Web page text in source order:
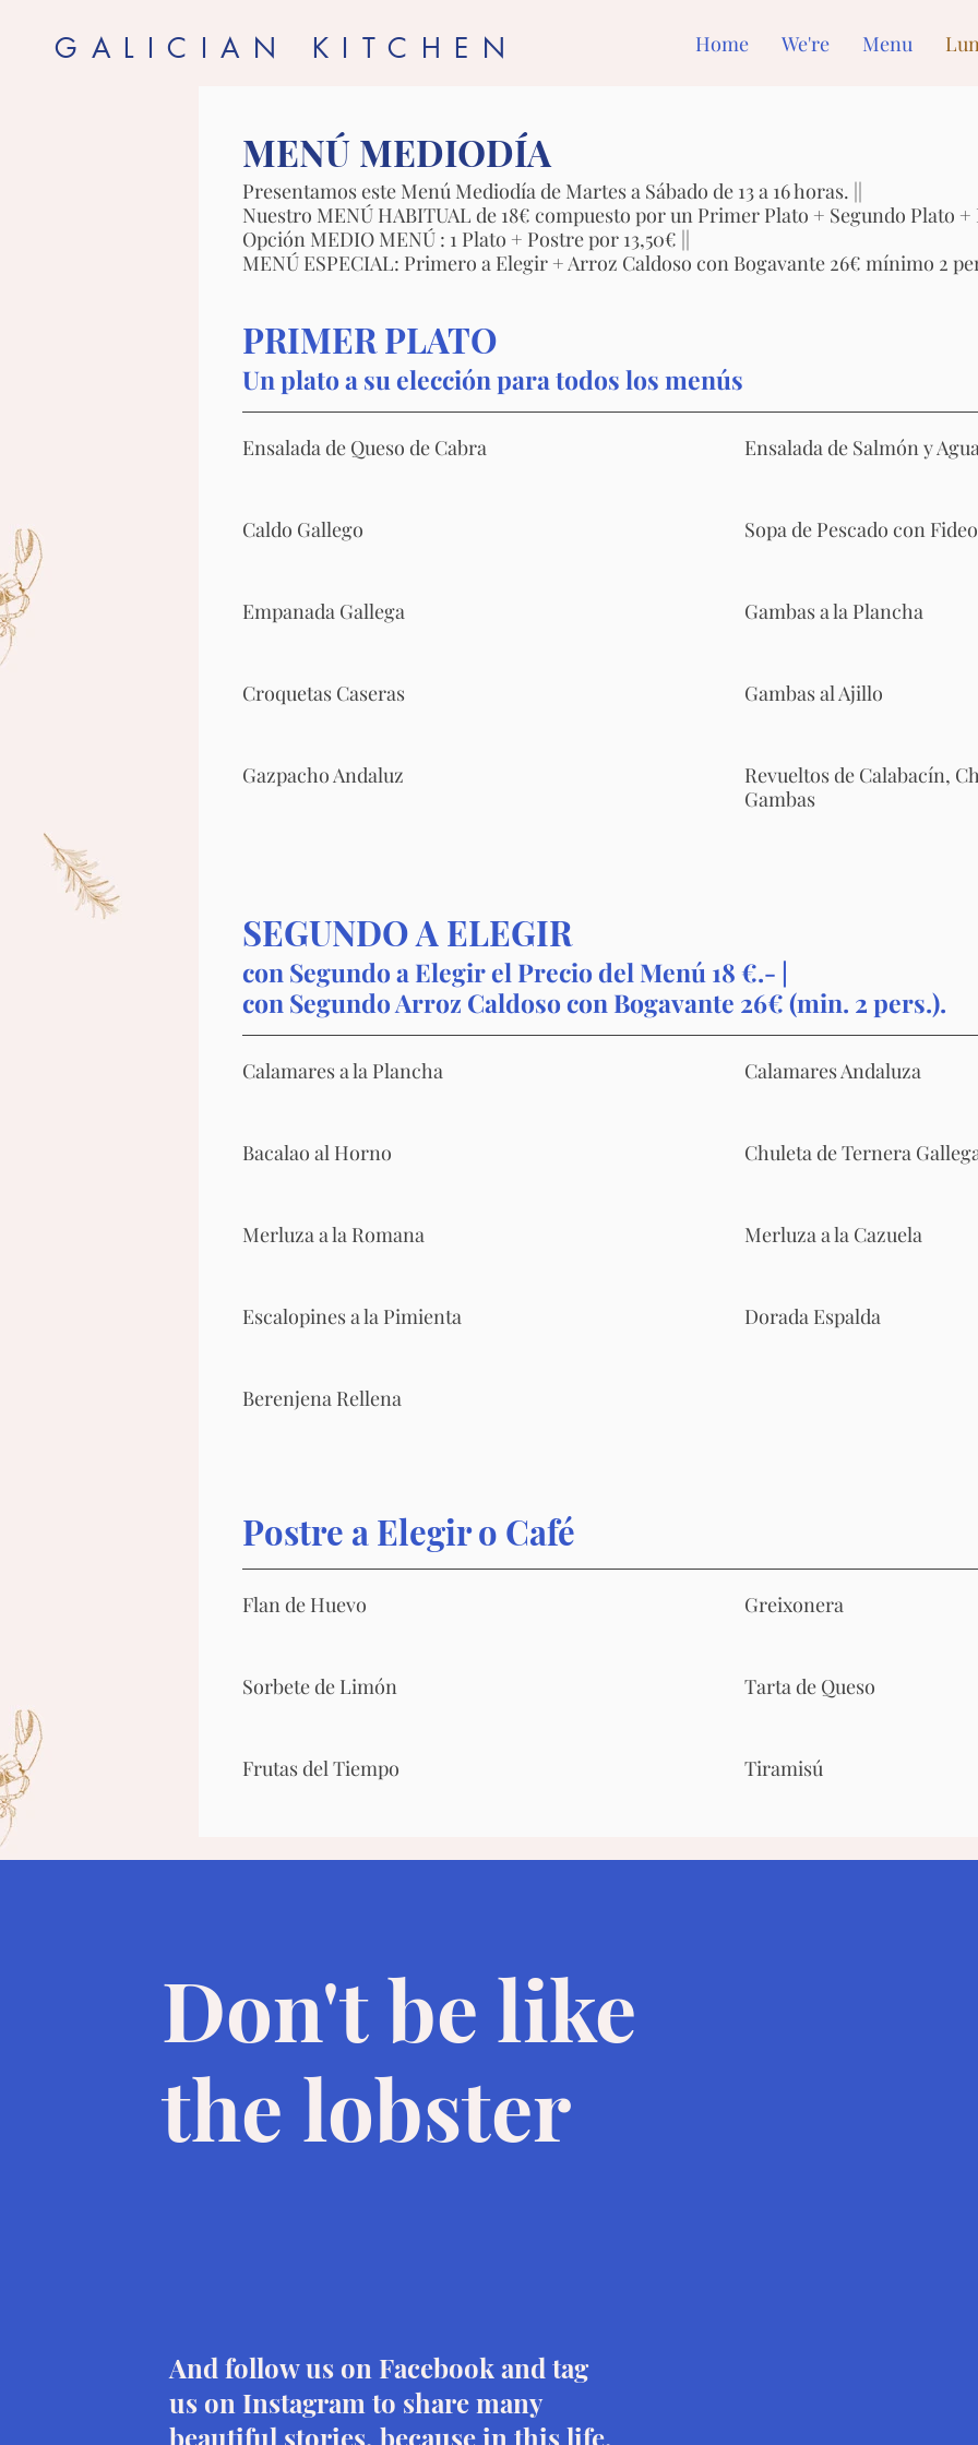
GALICIAN KITCHEN Home We're Menu
MENÚ MEDIODÍA
Presentamos este Menú Mediodía de Martes a Sábado de 13 a 16 horas. ||
Nuestro MENÚ HABITUAL de 18€ compuesto por un Primer Plato + Segundo Plato +
Opción MEDIO MENÚ : 1 Plato + Postre por 13,50€ ||
MENÚ ESPECIAL: Primero a Elegir + Arroz Caldoso con Bogavante 26€ mínimo 2
PRIMER PLATO
Un plato a su elección para todos los menús
Ensalada de Queso de Cabra Ensalada de Salmón y
Caldo Gallego Sopa de Pescado con
Empanada Gallega Gambas a la Plancha
Croquetas Caseras Gambas al Ajillo
Gazpacho Andaluz
Revueltos de Calabacín,
Gambas
SEGUNDO A ELEGIR
con Segundo a Elegir el Precio del Menú 18 €.- |
con Segundo Arroz Caldoso con Bogavante 26€ (min. 2 pers.).
Calamares a la Plancha Calamares Andaluza
Bacalao al Horno Chuleta de Ternera
Merluza a la Romana Merluza a la Cazuela
Escalopines a la Pimienta Dorada Espalda
Berenjena Rellena
Postre a Elegir o Café
Flan de Huevo Greixonera
Sorbete de Limón Tarta de Queso
Frutas del Tiempo Tiramisú
Don't be like
the lobster
And follow us on Facebook and tag
us on Instagram to share many
beautiful stories, because in this life,